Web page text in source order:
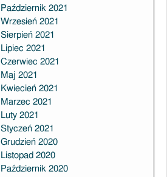
Październik 2021
Wrzesień 2021
Sierpień 2021
Lipiec 2021
Czerwiec 2021
Maj 2021
Kwiecień 2021
Marzec 2021
Luty 2021
Styczeń 2021
Grudzień 2020
Listopad 2020
Październik 2020